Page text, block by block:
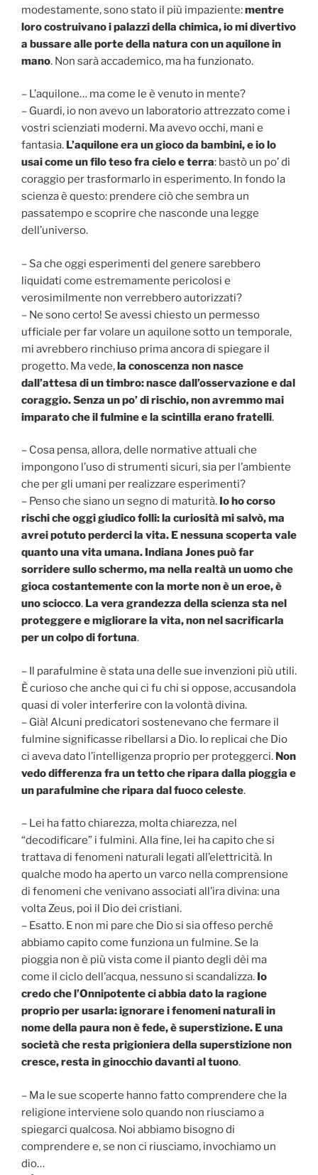
modestamente, sono stato il più impaziente:mentre
loro costruivano i palazzi della chimica, io mi divertivo
a bussare alle porte della natura con un aquilone in
mano. Non sarà accademico, ma ha funzionato.
– L’aquilone… ma come le è venuto in mente?
– Guardi, io non avevo un laboratorio attrezzato come i
vostri scienziati moderni. Ma avevo occhi, mani e
fantasia. L’aquilone era un gioco da bambini, e io lo
usai come un filo teso fra cielo e terra: bastò un po’ di
coraggio per trasformarlo in esperimento. In fondo la
scienza è questo: prendere ciò che sembra un
passatempo e scoprire che nasconde una legge
dell’universo.
– Sa che oggi esperimenti del genere sarebbero
liquidati come estremamente pericolosi e
verosimilmente non verrebbero autorizzati?
– Ne sono certo! Se avessi chiesto un permesso
ufficiale per far volare un aquilone sotto un temporale,
mi avrebbero rinchiuso prima ancora di spiegare il
progetto. Ma vede,la conoscenza non nasce
dall’attesa di un timbro: nasce dall’osservazione e dal
coraggio. Senza un po’ di rischio, non avremmo mai
imparato che il fulmine e la scintilla erano fratelli.
– Cosa pensa, allora, delle normative attuali che
impongono l’uso di strumenti sicuri, sia per l’ambiente
che per gli umani per realizzare esperimenti?
– Penso che siano un segno di maturità. Io ho corso
rischi che oggi giudico folli: la curiosità mi salvò, ma
avrei potuto perderci la vita. E nessuna scoperta vale
quanto una vita umana. Indiana Jones può far
sorridere sullo schermo, ma nella realtà un uomo che
gioca costantemente con la morte non è un eroe, è
uno sciocco. La vera grandezza della scienza sta nel
proteggere e migliorare la vita, non nel sacrificarla
per un colpo di fortuna.
– Il parafulmine è stata una delle sue invenzioni più utili.
È curioso che anche qui ci fu chi si oppose, accusandola
quasi di voler interferire con la volontà divina.
– Già! Alcuni predicatori sostenevano che fermare il
fulmine significasse ribellarsi a Dio. Io replicai che Dio
ci aveva dato l’intelligenza proprio per proteggerci. Non
vedo differenza fra un tetto che ripara dalla pioggia e
un parafulmine che ripara dal fuoco celeste.
– Lei ha fatto chiarezza, molta chiarezza, nel
“decodificare” i fulmini. Alla fine, lei ha capito che si
trattava di fenomeni naturali legati all’elettricità. In
qualche modo ha aperto un varco nella comprensione
di fenomeni che venivano associati all’ira divina: una
volta Zeus, poi il Dio dei cristiani.
– Esatto. E non mi pare che Dio si sia offeso perché
abbiamo capito come funziona un fulmine. Se la
pioggia non è più vista come il pianto degli dèi ma
come il ciclo dell’acqua, nessuno si scandalizza. Io
credo che l’Onnipotente ci abbia dato la ragione
proprio per usarla: ignorare i fenomeni naturali in
nome della paura non è fede, è superstizione. E una
società che resta prigioniera della superstizione non
cresce, resta in ginocchio davanti al tuono.
– Ma le sue scoperte hanno fatto comprendere che la
religione interviene solo quando non riusciamo a
spiegarci qualcosa. Noi abbiamo bisogno di
comprendere e, se non ci riusciamo, invochiamo un
dio…